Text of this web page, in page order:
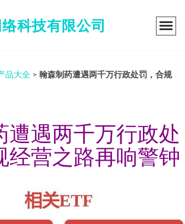
科技有限公司
品大全 > 翰森制药遭遇两千万行政处罚，合规
遭遇两千万行政处
经营之路再响警钟